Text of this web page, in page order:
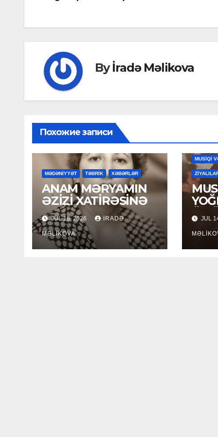
navigation
Byİradə Məlikova
Похожие записи
MƏDƏNİYYƏT TƏBRİK XƏBƏRLƏR
ANAM MƏRYAMIN
ƏZİZİ XATİRƏSİNƏ
JUL 16, 2026 İRADƏ
MƏLIKOVA
MUSİQİ
JUL